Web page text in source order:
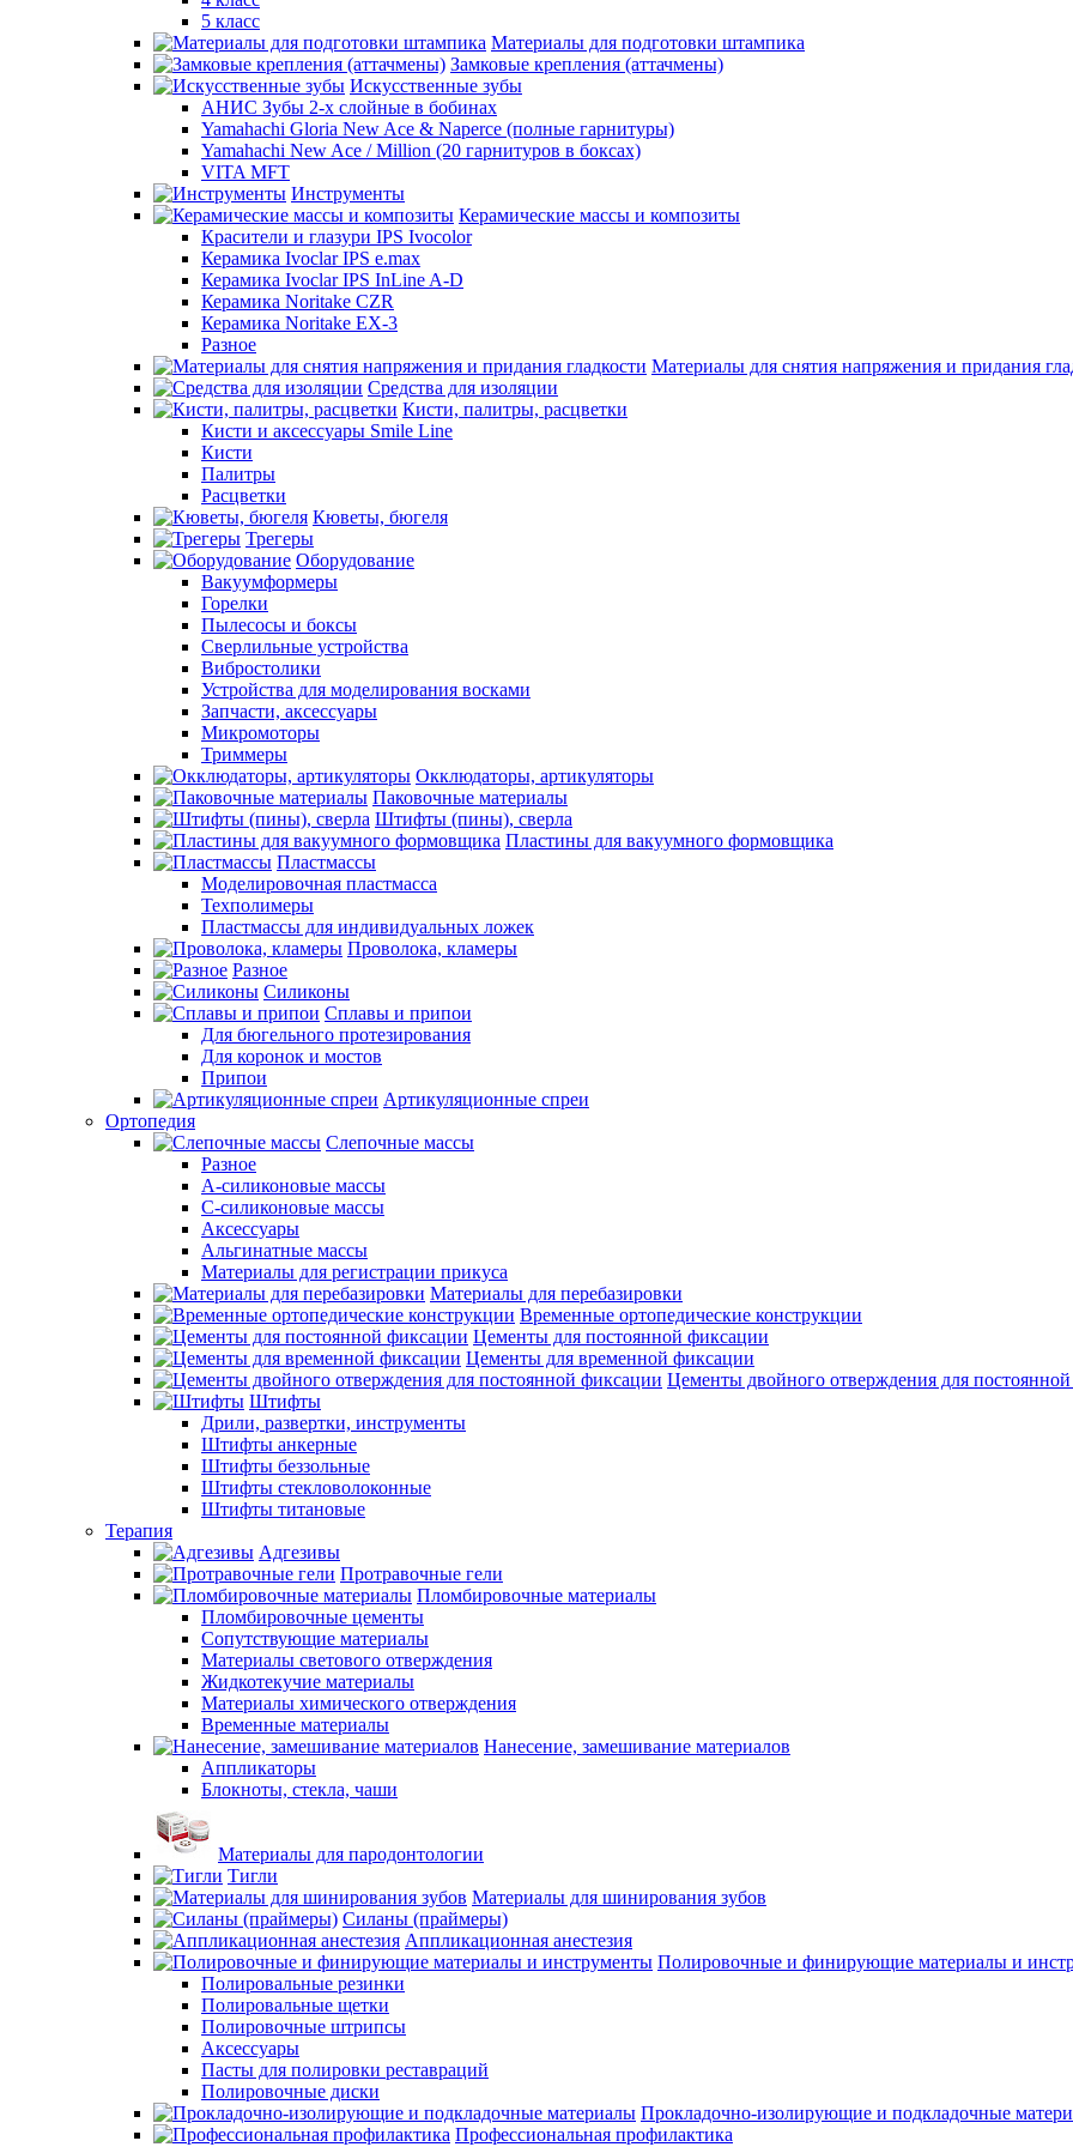
5 класс
Материалы для подготовки штампика
Замковые крепления (аттачмены)
Искусственные зубы
АНИС Зубы 2-х слойные в бобинах
Yamahachi Gloria New Ace & Naperce (полные гарнитуры)
Yamahachi New Ace / Million (20 гарнитуров в боксах)
VITA MFT
Инструменты
Керамические массы и композиты
Красители и глазури IPS Ivocolor
Керамика Ivoclar IPS e.max
Керамика Ivoclar IPS InLine A-D
Керамика Noritake CZR
Керамика Noritake EX-3
Разное
Материалы для снятия напряжения и придания
Средства для изоляции
Кисти, палитры, расцветки
Кисти и аксессуары Smile Line
Кисти
Палитры
Расцветки
Кюветы, бюгеля
Трегеры
Оборудование
Вакуумформеры
Горелки
Пылесосы и боксы
Сверлильные устройства
Вибростолики
Устройства для моделирования восками
Запчасти, аксессуары
Микромоторы
Триммеры
Окклюдаторы, артикуляторы
Паковочные материалы
Штифты (пины), сверла
Пластины для вакуумного формовщика
Пластмассы
Моделировочная пластмасса
Техполимеры
Пластмассы для индивидуальных ложек
Проволока, кламеры
Разное
Силиконы
Сплавы и припои
Для бюгельного протезирования
Для коронок и мостов
Припои
Артикуляционные спреи
Ортопедия
Слепочные массы
Разное
А-силиконовые массы
С-силиконовые массы
Аксессуары
Альгинатные массы
Материалы для регистрации прикуса
Материалы для перебазировки
Временные ортопедические конструкции
Цементы для постоянной фиксации
Цементы для временной фиксации
Цементы двойного отверждения для
Штифты
Дрили, развертки, инструменты
Штифты анкерные
Штифты беззольные
Штифты стекловолоконные
Штифты титановые
Терапия
Адгезивы
Протравочные гели
Пломбировочные материалы
Пломбировочные цементы
Сопутствующие материалы
Материалы светового отверждения
Жидкотекучие материалы
Материалы химического отверждения
Временные материалы
Нанесение, замешивание материалов
Аппликаторы
Блокноты, стекла, чаши
Материалы для пародонтологии
Тигли
Материалы для шинирования зубов
Силаны (праймеры)
Аппликационная анестезия
Полировочные и финирующие материалы и
Полировальные резинки
Полировальные щетки
Полировочные штрипсы
Аксессуары
Пасты для полировки реставраций
Полировочные диски
Прокладочно-изолирующие и подкладочные
Профессиональная профилактика